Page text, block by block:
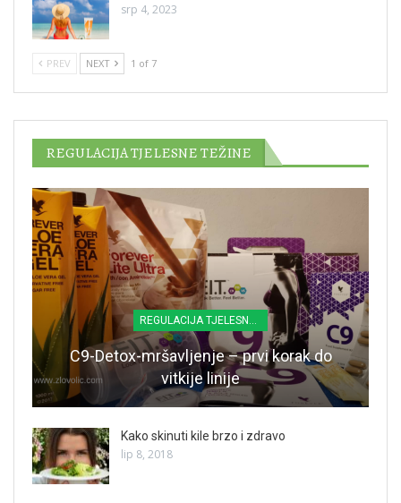
srp 4, 2023
PREV NEXT 1 of 7
REGULACIJA TJELESNE TEŽINE
C9-Detox-mršavljenje – prvi korak do
vitkije linije
Kako skinuti kile brzo i zdravo
lip 8, 2018